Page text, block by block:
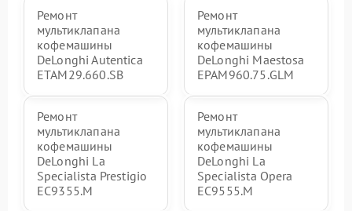
Ремонт
мультиклапана
кофемашины
DeLonghi Autentica
ETAM29.660.SB
Ремонт
мультиклапана
кофемашины
DeLonghi Maestosa
EPAM960.75.GLM
Ремонт
мультиклапана
кофемашины
DeLonghi La
Specialista Prestigio
EC9355.M
Ремонт
мультиклапана
кофемашины
DeLonghi La
Specialista Opera
EC9555.M